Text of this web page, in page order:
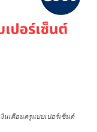
นเดือนครูแบบเปอร์เซ็นต์